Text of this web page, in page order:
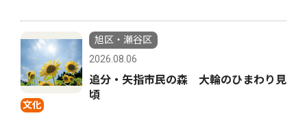
文化
旭区・瀬谷区
2026.08.06
追分・矢指市民の森 大輪のひまわり見
頃